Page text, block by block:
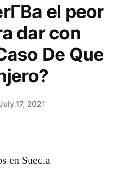
el peor
dar con
De Que
17, 2021
en Suecia